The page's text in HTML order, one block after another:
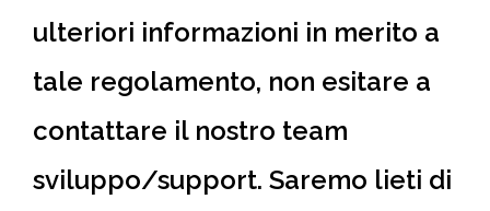
ulteriori informazioni in merito a
tale regolamento, non esitare a
contattare il nostro team
sviluppo/support. Saremo lieti di